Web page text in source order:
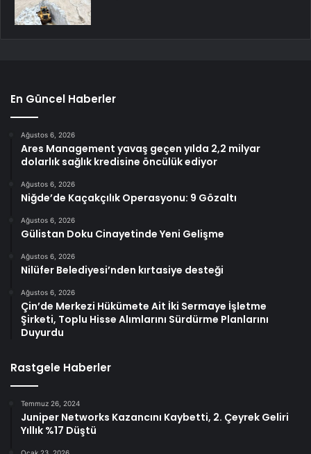
En Güncel Haberler
Ağustos 6, 2026
Ares Management yavaş geçen yılda 2,2 milyar
dolarlık sağlık kredisine öncülük ediyor
Ağustos 6, 2026
Niğde’de Kaçakçılık Operasyonu: 9 Gözaltı
Ağustos 6, 2026
Gülistan Doku Cinayetinde Yeni Gelişme
Ağustos 6, 2026
Nilüfer Belediyesi’nden kırtasiye desteği
Ağustos 6, 2026
Çin’de Merkezi Hükümete Ait İki Sermaye İşletme
Şirketi, Toplu Hisse Alımlarını Sürdürme Planlarını
Duyurdu
Rastgele Haberler
Temmuz 26, 2024
Juniper Networks Kazancını Kaybetti, 2. Çeyrek Geliri
Yıllık %17 Düştü
Ocak 23, 2026